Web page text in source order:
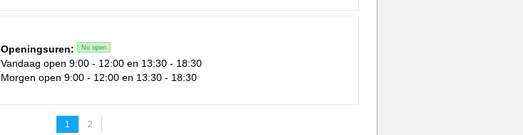
Openingsuren: Nu open
Vandaag open 9:00 - 12:00 en 13:30 - 18:30
Morgen open 9:00 - 12:00 en 13:30 - 18:30
1 2